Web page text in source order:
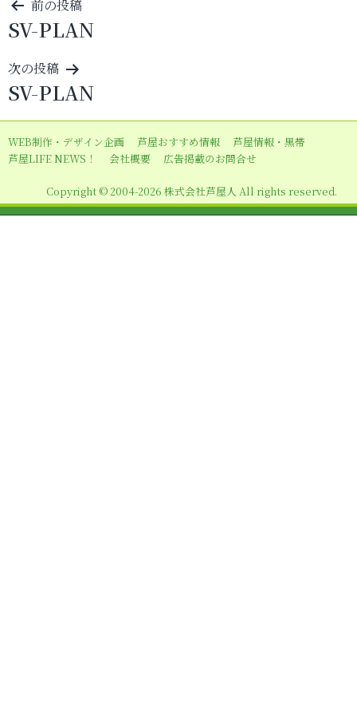
投
稿
ナ
ビ
ゲ
ー
シ
ン
前の投稿
SV-PLAN
次の投稿
SV-PLAN
WEB制作・デザイン企画 芦屋おすすめ情報
芦屋情報・黒帯
芦屋LIFE NEWS！
会社概要 広告掲載のお問合せ
Copyright © 2004-2026 株式会社芦屋人 All rights reserved.